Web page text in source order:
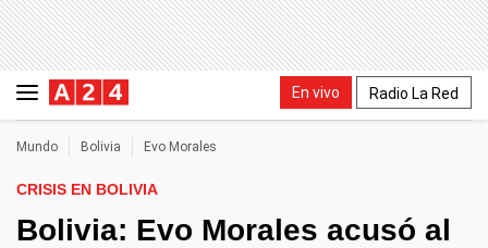
En vivo Radio La Red
Mundo Bolivia Evo Morales
CRISIS EN BOLIVIA
Bolivia: Evo Morales acusó al